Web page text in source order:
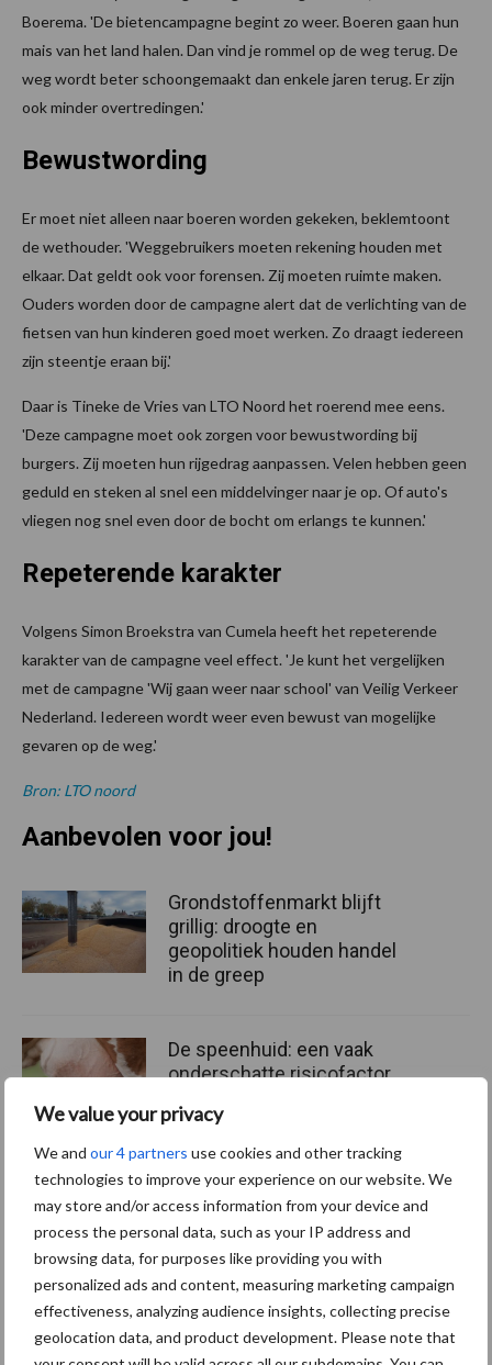
We value your privacy
We and our 4 partners use cookies and other tracking
technologies to improve your experience on our website. We
may store and/or access information from your device and
process the personal data, such as your IP address and
browsing data, for purposes like providing you with
personalized ads and content, measuring marketing campaign
effectiveness, analyzing audience insights, collecting precise
geolocation data, and product development. Please note that
Boerema. 'De bietencampagne begint zo weer. Boeren gaan hun
mais van het land halen. Dan vind je rommel op de weg terug. De
weg wordt beter schoongemaakt dan enkele jaren terug. Er zijn
ook minder overtredingen.'
Bewustwording
Er moet niet alleen naar boeren worden gekeken, beklemtoont
de wethouder. 'Weggebruikers moeten rekening houden met
elkaar. Dat geldt ook voor forensen. Zij moeten ruimte maken.
Ouders worden door de campagne alert dat de verlichting van de
fietsen van hun kinderen goed moet werken. Zo draagt iedereen
zijn steentje eraan bij.'
Daar is Tineke de Vries van LTO Noord het roerend mee eens.
'Deze campagne moet ook zorgen voor bewustwording bij
burgers. Zij moeten hun rijgedrag aanpassen. Velen hebben geen
geduld en steken al snel een middelvinger naar je op. Of auto's
vliegen nog snel even door de bocht om erlangs te kunnen.'
Repeterende karakter
Volgens Simon Broekstra van Cumela heeft het repeterende
karakter van de campagne veel effect. 'Je kunt het vergelijken
met de campagne 'Wij gaan weer naar school' van Veilig Verkeer
Nederland. Iedereen wordt weer even bewust van mogelijke
gevaren op de weg.'
Bron: LTO noord
Aanbevolen voor jou!
Grondstoffenmarkt blijft
grillig: droogte en
geopolitiek houden handel
in de greep
De speenhuid: een vaak
onderschatte risicofactor
ForFarmers ziet volume en
marktaandeel groeien in
krimpende Nederlandse
markt